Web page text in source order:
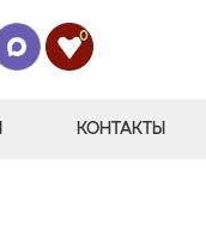
0
КОНТАКТЫ